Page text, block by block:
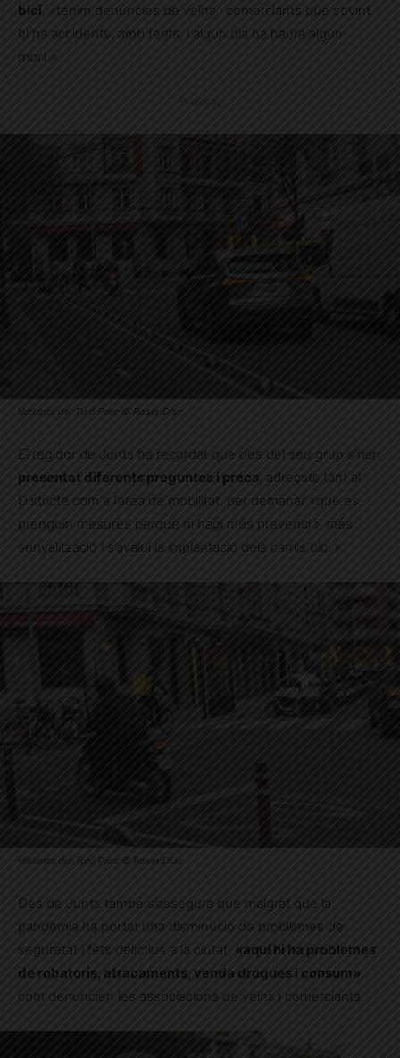
bici , «tenim denúncies de veïns i comerciants que sovint
hi ha accidents, amb ferits, i algun dia ha haurà algun
mort.»
Voltants del Turó Parc © Roser Díaz
El regidor de Junts ha recordat que des del seu grup s’han
presentat diferents preguntes i precs, adreçats tant al
Districte com a l’àrea de mobilitat, per demanar «que es
prenguin mesures perquè hi hagi més prevenció, més
senyalització i s’avaluï la implantació dels carrils bici.»
Voltants del Turó Parc © Roser Díaz
Des de Junts també s’assegura que malgrat que la
pandèmia ha portat una disminució de problemes de
seguretat i fets delictius a la ciutat, «aquí hi ha problemes
de robatoris, atracaments, venda drogues i consum»,
com denuncien les associacions de veïns i comerciants.